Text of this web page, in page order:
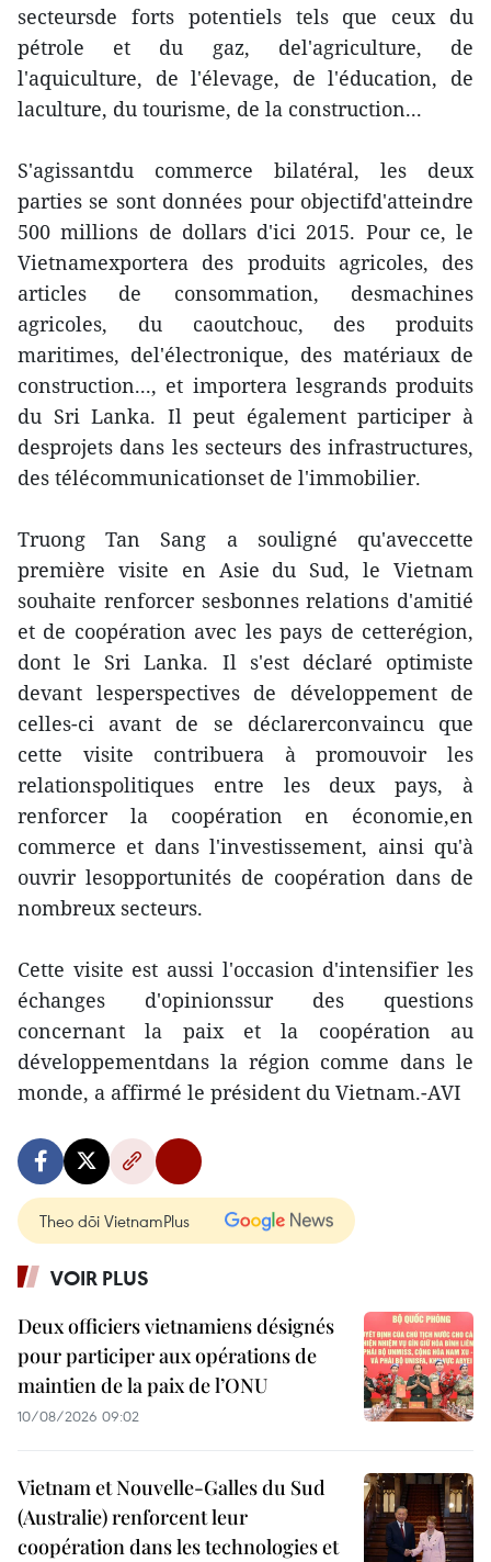
secteursde forts potentiels tels que ceux du
pétrole et du gaz, del'agriculture, de
l'aquiculture, de l'élevage, de l'éducation, de
laculture, du tourisme, de la construction...
S'agissantdu commerce bilatéral, les deux
parties se sont données pour objectifd'atteindre
500 millions de dollars d'ici 2015. Pour ce, le
Vietnamexportera des produits agricoles, des
articles de consommation, desmachines
agricoles, du caoutchouc, des produits
maritimes, del'électronique, des matériaux de
construction..., et importera lesgrands produits
du Sri Lanka. Il peut également participer à
desprojets dans les secteurs des infrastructures,
des télécommunicationset de l'immobilier.
Truong Tan Sang a souligné qu'aveccette
première visite en Asie du Sud, le Vietnam
souhaite renforcer sesbonnes relations d'amitié
et de coopération avec les pays de cetterégion,
dont le Sri Lanka. Il s'est déclaré optimiste
devant lesperspectives de développement de
celles-ci avant de se déclarerconvaincu que
cette visite contribuera à promouvoir les
relationspolitiques entre les deux pays, à
renforcer la coopération en économie,en
commerce et dans l'investissement, ainsi qu'à
ouvrir lesopportunités de coopération dans de
nombreux secteurs.
Cette visite est aussi l'occasion d'intensifier les
échanges d'opinionssur des questions
concernant la paix et la coopération au
développementdans la région comme dans le
monde, a affirmé le président du Vietnam.-AVI
Theo dõi VietnamPlus
VOIR PLUS
Deux officiers vietnamiens désignés
pour participer aux opérations de
maintien de la paix de l’ONU
10/08/2026 09:02
Vietnam et Nouvelle-Galles du Sud
(Australie) renforcent leur
coopération dans les technologies et